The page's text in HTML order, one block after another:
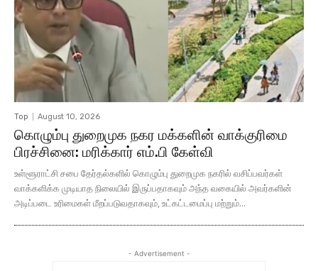
Top August 10, 2026
கொழும்பு துறைமுக நகர மக்களின் வாக்குரிமை
பிரச்சினை: மரிக்கார் எம்.பி கேள்வி
உள்ளூராட்சி சபை தேர்தல்களில் கொழும்பு துறைமுக நகரில் வசிப்பவர்கள்
வாக்களிக்க முடியாத நிலையில் இருப்பதாகவும் அந்த வகையில் அவர்களின்
அடிப்படை உரிமைகள் மீறப்படுவதாகவும், உட்கட்டமைப்பு மற்றும்...
- Advertisement -